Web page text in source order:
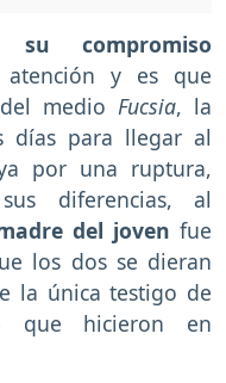
su compromiso
atención y es que
medio Fucsia, la
días para llegar al
por una ruptura,
diferencias, al
del joven fue
los dos se dieran
la única testigo de
que hicieron en